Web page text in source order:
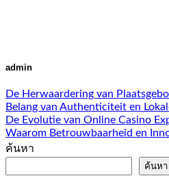
admin
De Herwaardering van
Belang van Authenticiteit en
De Evolutie van Online Casino
Waarom Betrouwbaarheid en
ค้นหา
ค้นหา